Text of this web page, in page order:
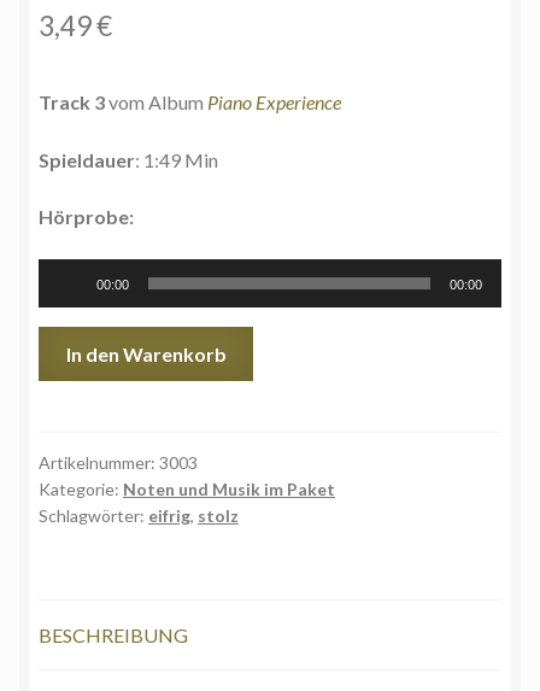
3,49€
Track 3vom Album Piano Experience
Spieldauer: 1:49 Min
Hörprobe:
Player
00:00 00:00
Noten
und
MP3
In den Warenkorb
Artikelnummer: 3003
Kategorie: Noten und Musik im Paket
Schlagwörter: eifrig, stolz
BESCHREIBUNG